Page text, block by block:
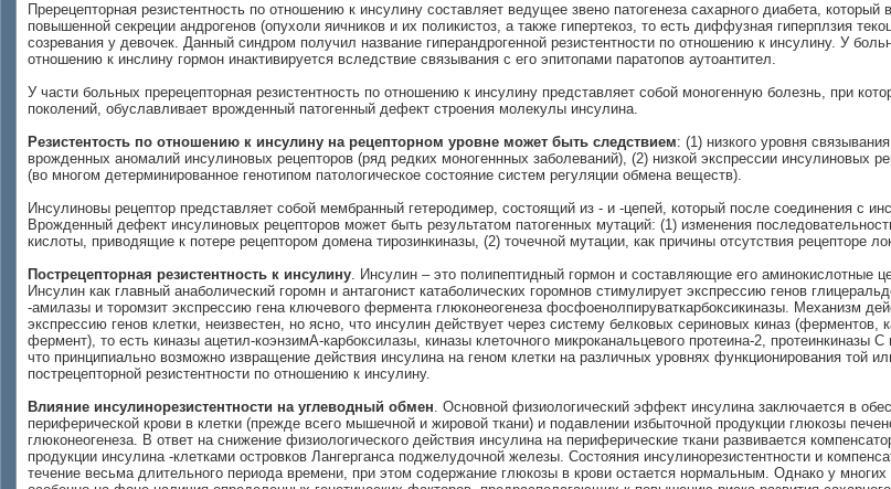
Пререцепторная резистентность по отношению к инсулину составляет ведущее звено патогенеза сахарного диабета,
повышенной секреции андрогенов (опухоли яичников и их поликистоз, а также гипертекоз, то есть диффузная гиперплзия
созревания у девочек. Данный синдром получил название гиперандрогенной резистентности по отношению к инсулину. У
отношению к инслину гормон инактивируется вследствие связывания с его эпитопами паратопов аутоантител.
У части больных пререцепторная резистентность по отношению к инсулину представляет собой моногенную болезнь, при
поколений, обуславливает врожденный патогенный дефект строения молекулы инсулина.
Резистентость по отношению к инсулину на рецепторном уровне может быть следствием: (1) низкого уровня
врожденных аномалий инсулиновых рецепторов (ряд редких моногеннных заболеваний), (2) низкой экспрессии инсулиновых
(во многом детерминированное генотипом патологическое состояние систем регуляции обмена веществ).
Инсулиновы рецептор представляет собой мембранный гетеродимер, состоящий из - и -цепей, который после соединения с
Врожденный дефект инсулиновых рецепторов может быть результатом патогенных мутаций: (1) изменения
кислоты, приводящие к потере рецептором домена тирозинкиназы, (2) точечной мутации, как причины отсутствия рецепторе
Пострецепторная резистентность к инсулину. Инсулин – это полипептидный гормон и составляющие его аминокислотные
Инсулин как главный анаболический горомн и антагонист катаболических горомнов стимулирует экспрессию генов
-амилазы и торомзит экспрессию гена ключевого фермента глюконеогенеза фосфоенолпируваткарбоксикиназы. Механизм
экспрессию генов клетки, неизвестен, но ясно, что инсулин действует через систему белковых сериновых киназ
фермент), то есть киназы ацетил-коэнзимА-карбоксилазы, киназы клеточного микроканальцевого протеина-2, протеинкиназы
что принципиально возможно извращение действия инсулина на геном клетки на различных уровнях функционирования той
пострецепторной резистентности по отношению к инсулину.
Влияние инсулинорезистентности на углеводный обмен. Основной физиологический эффект инсулина заключается в
периферической крови в клетки (прежде всего мышечной и жировой ткани) и подавлении избыточной продукции глюкозы
глюконеогенеза. В ответ на снижение физиологического действия инсулина на периферические ткани развивается
продукции инсулина -клетками островков Лангерганса поджелудочной железы. Состояния инсулинорезистентности и
течение весьма длительного периода времени, при этом содержание глюкозы в крови остается нормальным. Однако у многих